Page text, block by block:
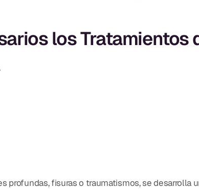
los Tratamientos
profundas, fisuras o traumatismos, se desarrolla